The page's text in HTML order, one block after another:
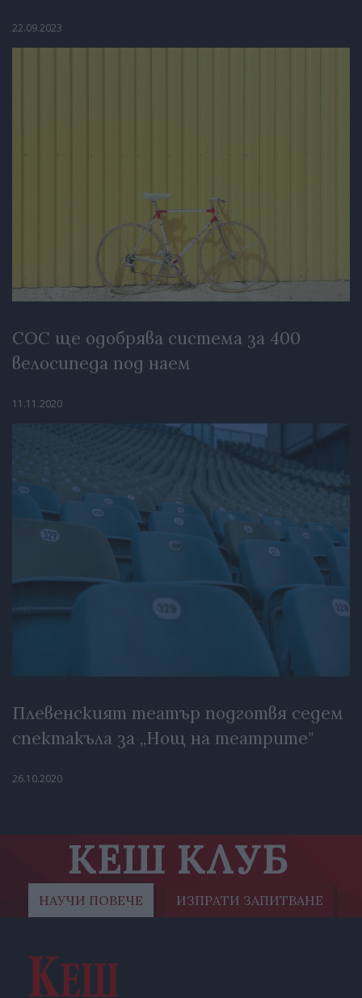
22.09.2023
СОС ще одобрява система за 400
велосипеда под наем
11.11.2020
Плевенският театър подготвя седем
спектакъла за „Нощ на театрите"
26.10.2020
КЕШ КЛУБ
НАУЧИ ПОВЕЧЕ ИЗПРАТИ ЗАПИТВАНЕ